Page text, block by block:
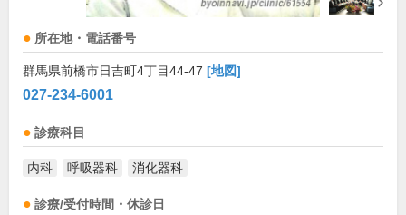
所在地・電話番号
群馬県前橋市日吉町4丁目44-47 [地図]
027-234-6001
診療科目
内科 呼吸器科 消化器科
診療/受付時間・休診日